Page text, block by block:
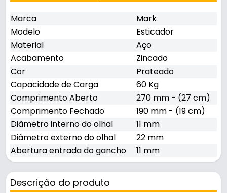
Marca
Mark
Modelo
Esticador
Material
Aço
Acabamento
Zincado
Cor
Prateado
Capacidade de Carga
60 Kg
Comprimento Aberto
270 mm - (27 cm)
Comprimento Fechado
190 mm - (19 cm)
Diâmetro interno do olhal
11 mm
Diâmetro externo do olhal
22 mm
Abertura entrada do gancho
11 mm
Descrição do produto